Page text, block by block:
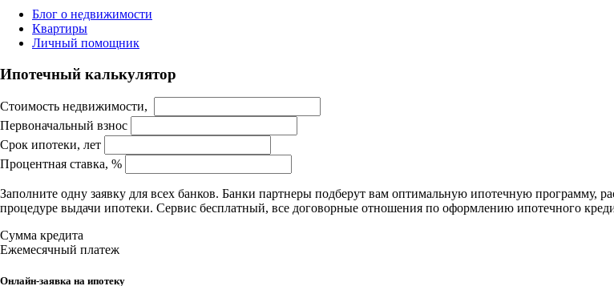
Блог о недвижимости
Квартиры
Личный помощник
Ипотечный калькулятор
Стоимость недвижимости,
Первоначальный взнос
Срок ипотеки, лет
Процентная ставка, %
Заполните одну заявку для всех банков. Банки партнеры подберут вам оптимальную ипотечную программу,
процедуре выдачи ипотеки. Сервис бесплатный, все договорные отношения по оформлению ипотечного
Сумма кредита
Ежемесячный платеж
Онлайн-заявка на ипотеку